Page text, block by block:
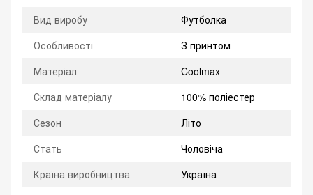
Вид виробу
Футболка
Особливості
З принтом
Матеріал
Coolmax
Склад матеріалу
100% поліестер
Сезон
Літо
Стать
Чоловіча
Країна виробництва
Україна